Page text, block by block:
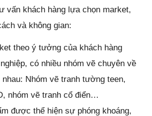
vấn khách hàng lựa chọn market,
và không gian:
theo ý tưởng của khách hàng
có nhiều nhóm vẽ chuyên về
Nhóm vẽ tranh tường teen,
nhóm vẽ tranh cổ điển…
được thể hiện sự phóng khoáng,